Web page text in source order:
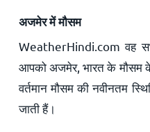
अजमेर में मौसम
WeatherHindi.com वह
आपको अजमेर, भारत के मौसम
वर्तमान मौसम की नवीनतम
जाती हैं।